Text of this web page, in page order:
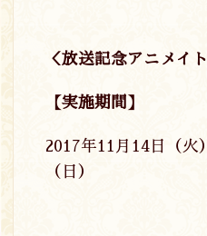
＜放送記念アニメイ
【実施期間】
2017年11月14日（火
（日）